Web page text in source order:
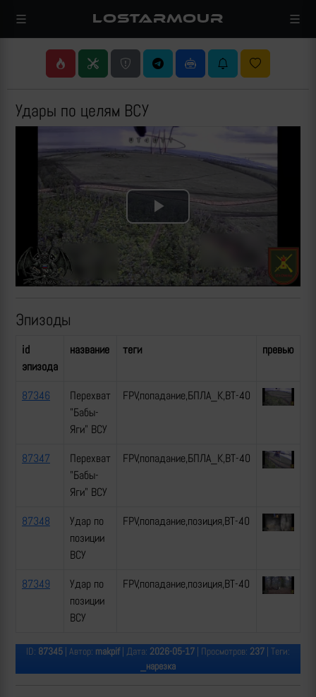
LOSTARMOUR
Удары по целям ВСУ
Play
Video
Эпизоды
id
эпизода
название теги превью
87346
Перехват
"Бабы-
Яги" ВСУ
FPV,попадание,БПЛА_К,ВТ-40
87347
Перехват
"Бабы-
Яги" ВСУ
FPV,попадание,БПЛА_К,ВТ-40
87348
Удар по
позиции
ВСУ
FPV,попадание,позиция,ВТ-40
87349
Удар по
позиции
ВСУ
FPV,попадание,позиция,ВТ-40
ID: 87345 | Автор: makpif| Дата: 2026-05-17 | Просмотров: 237 | Теги:
_нарезка